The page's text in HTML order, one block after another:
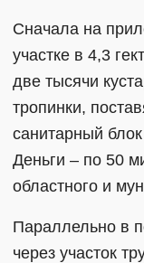
Сначала на
участке в 4,3
две тысячи
тропинки,
санитарный
Деньги – по 50
областного и
Параллельно в
через участок